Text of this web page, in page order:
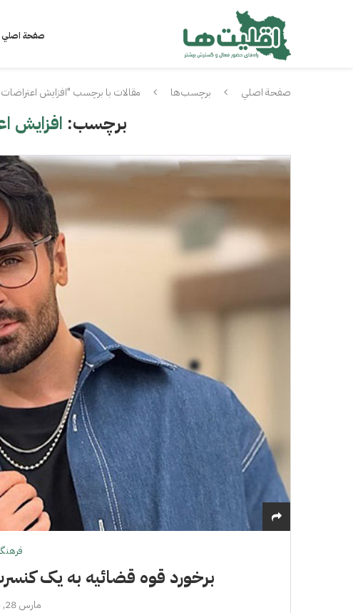
صفحة اصلي
صفحة اصلي برچسب‌ها مقالات با برچسب "افزایش
برچسب: افزایش
برخورد قوه قضائیه به یک
مارس 28, 2025